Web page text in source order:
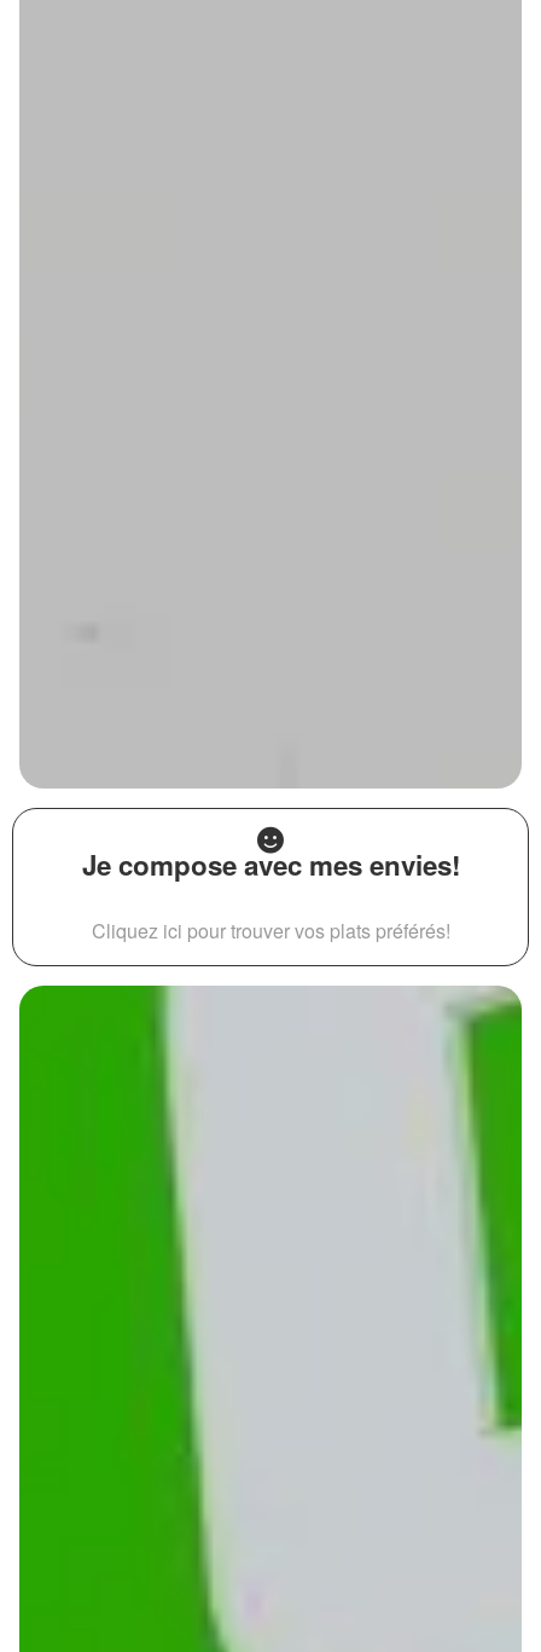
Je compose avec mes envies!
Cliquez ici pour trouver vos plats préférés!